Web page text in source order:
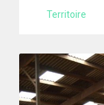
Territoire